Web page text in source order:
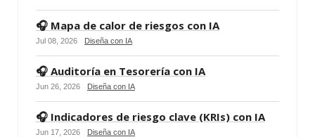
🎧 Mapa de calor de riesgos con IA
Jul 08, 2026 Diseña con IA
🎧 Auditoría en Tesorería con IA
Jun 26, 2026 Diseña con IA
🎧 Indicadores de riesgo clave (KRIs) con IA
Jun 17, 2026 Diseña con IA